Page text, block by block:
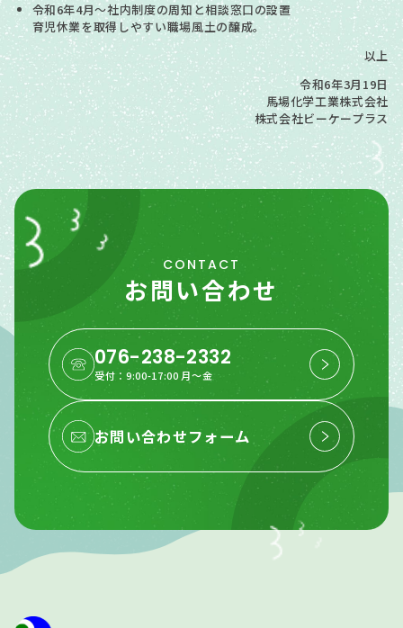
令和6年4月～社内制度の周知と相談窓口の設置
育児休業を取得しやすい職場風土の醸成。
以上
令和6年3月19日
馬場化学工業株式会社
株式会社ビーケープラス
CONTACT
お問い合わせ
076-238-2332
受付：9:00-17:00 月〜金
お問い合わせフォーム